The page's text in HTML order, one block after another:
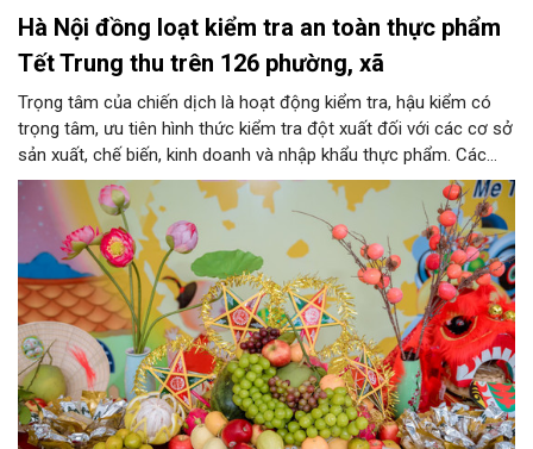
Hà Nội đồng loạt kiểm tra an toàn thực phẩm
Tết Trung thu trên 126 phường, xã
Trọng tâm của chiến dịch là hoạt động kiểm tra, hậu kiểm có
trọng tâm, ưu tiên hình thức kiểm tra đột xuất đối với các cơ sở
sản xuất, chế biến, kinh doanh và nhập khẩu thực phẩm. Các
nhóm mặt hàng tiêu thụ mạnh như bánh Trung thu, bánh mứt
kẹo, rượu, bia, nước giải khát, phụ gia thực phẩm...